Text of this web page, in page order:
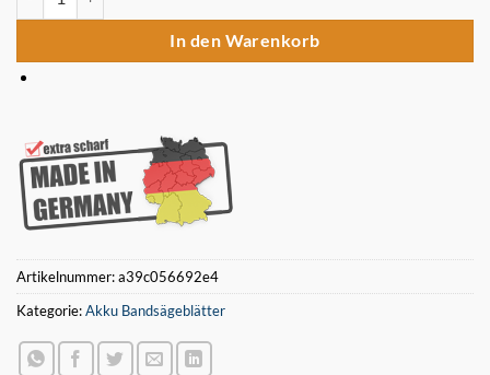
In den Warenkorb
Artikelnummer:a39c056692e4
Kategorie:Akku Bandsägeblätter